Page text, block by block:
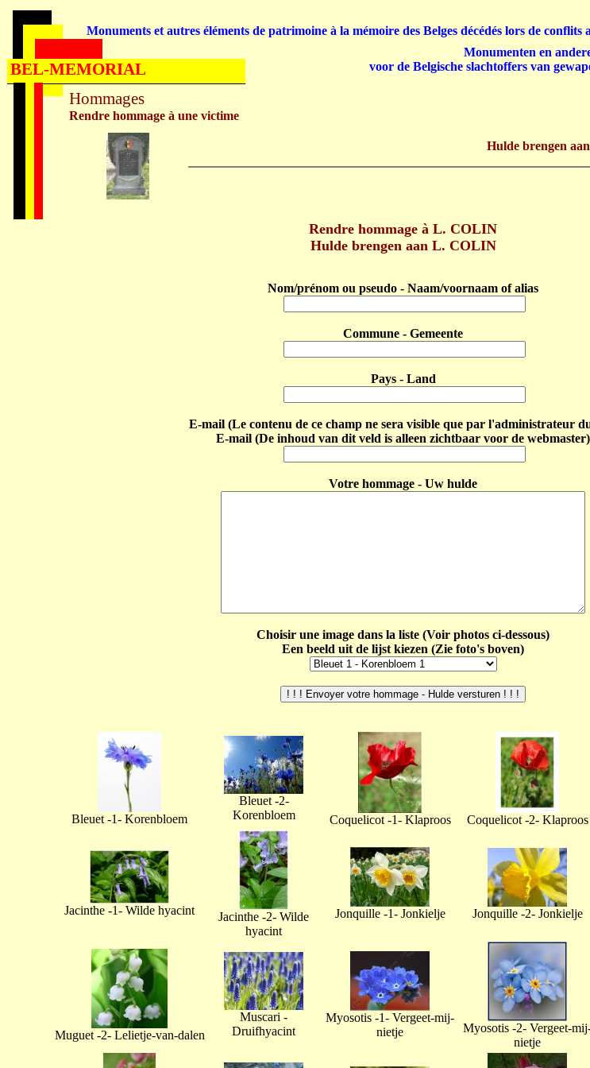
Rendre hommage à L. COLIN
Hulde brengen aan L. COLIN
Nom/prénom ou pseudo - Naam/voornaam of alias
Commune - Gemeente
Pays - Land
E-mail (Le contenu de ce champ ne sera visible que par l'administrateur
E-mail (De inhoud van dit veld is alleen zichtbaar voor de webmaster)
Votre hommage - Uw hulde
Choisir une image dans la liste (Voir photos ci-dessous)
Een beeld uit de lijst kiezen (Zie foto's boven)
Bleuet -1- Korenbloem
Bleuet -2-
Korenbloem
Coquelicot -1- Klaproos Coquelicot -2- Klaproos
Jacinthe -1- Wilde hyacint
Jacinthe -2- Wilde
hyacint
Jonquille -1- Jonkielje Jonquille -2- Jonkielje
Muguet -2- Lelietje-van-dalen
Muscari -
Druifhyacint
Myosotis -1- Vergeet-mij-
nietje
Myosotis -2- Vergeet-
nietje
Hommages
Rendre hommage à une victime
Hulde brengen
Monuments et autres éléments de patrimoine à la mémoire des Belges décédés lors de conflits
Monumenten en
voor de Belgische slachtoffers van
BEL-MEMORIAL